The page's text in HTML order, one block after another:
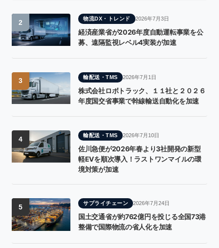
2 物流DX・トレンド 2026年7月3日
経済産業省が2026年度自動運転事業を公
募、遠隔監視レベル4実装が加速
3 輸配送・TMS 2026年7月1日
株式会社ロボトラック、１１社と２０２６
年度国交省事業で幹線輸送自動化を加速
4 輸配送・TMS 2026年7月10日
佐川急便が2026年春より3社開発の新型
軽EVを順次導入！ラストワンマイルの環
境対策が加速
5 サプライチェーン 2026年7月24日
国土交通省が約762億円を投じる全国73港
整備で国際物流の省人化を加速